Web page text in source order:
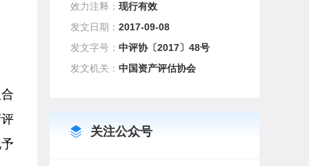
效力注释：现行有效
发文日期：2017-09-08
发文字号：中评协〔2017〕48号
发文机关：中国资产评估协会
关注公众号